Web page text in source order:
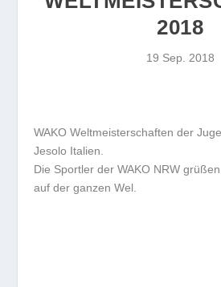
2018
19 Sep. 2018
WAKO Weltmeisterschaften der
Jesolo Italien.
Die Sportler der WAKO NRW
auf der ganzen Wel.